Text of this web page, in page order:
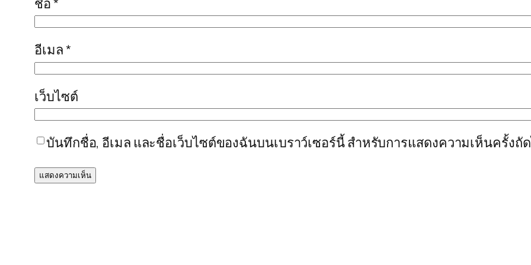
อีเมล*
เว็บไซต์
บันทึกชื่อ, อีเมล และชื่อเว็บไซต์ของฉันบนเบราว์เซอร์นี้ สำหรับการแสดงความเห็นครั้งถั